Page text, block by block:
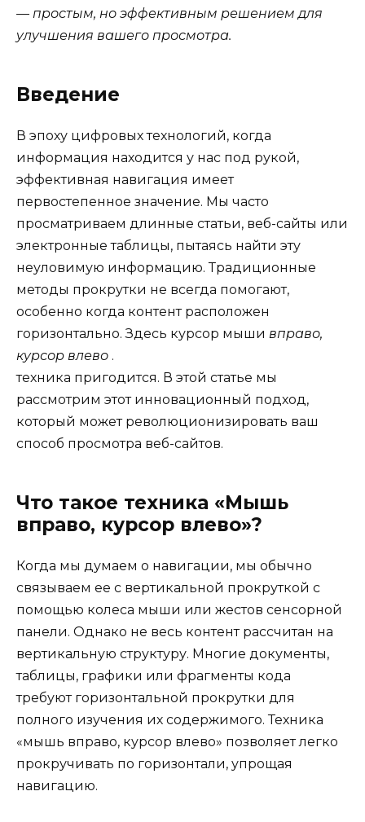
— простым, но эффективным решением для
улучшения вашего просмотра.
Введение
В эпоху цифровых технологий, когда
информация находится у нас под рукой,
эффективная навигация имеет
первостепенное значение. Мы часто
просматриваем длинные статьи, веб-сайты или
электронные таблицы, пытаясь найти эту
неуловимую информацию. Традиционные
методы прокрутки не всегда помогают,
особенно когда контент расположен
горизонтально. Здесь курсор мыши вправо,
курсор влево .
техника пригодится. В этой статье мы
рассмотрим этот инновационный подход,
который может революционизировать ваш
способ просмотра веб-сайтов.
Что такое техника «Мышь
вправо, курсор влево»?
Когда мы думаем о навигации, мы обычно
связываем ее с вертикальной прокруткой с
помощью колеса мыши или жестов сенсорной
панели. Однако не весь контент рассчитан на
вертикальную структуру. Многие документы,
таблицы, графики или фрагменты кода
требуют горизонтальной прокрутки для
полного изучения их содержимого. Техника
«мышь вправо, курсор влево» позволяет легко
прокручивать по горизонтали, упрощая
навигацию.